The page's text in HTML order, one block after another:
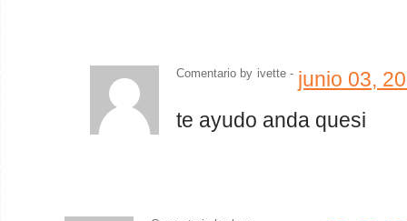
Comentario by ivette - junio 03,
te ayudo anda quesi